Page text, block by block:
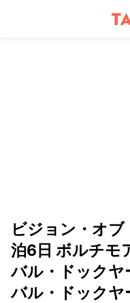
ビジョン・オ
泊6日 ボルチモ
バル・ドックヤ
バル・ドック